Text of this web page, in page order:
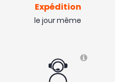
Expédition
le jour même